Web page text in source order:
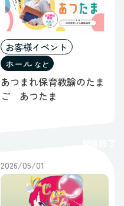
お客様イベント
ホール など
あつまれ保育教諭のたま
ご あつたま
2026/05/01